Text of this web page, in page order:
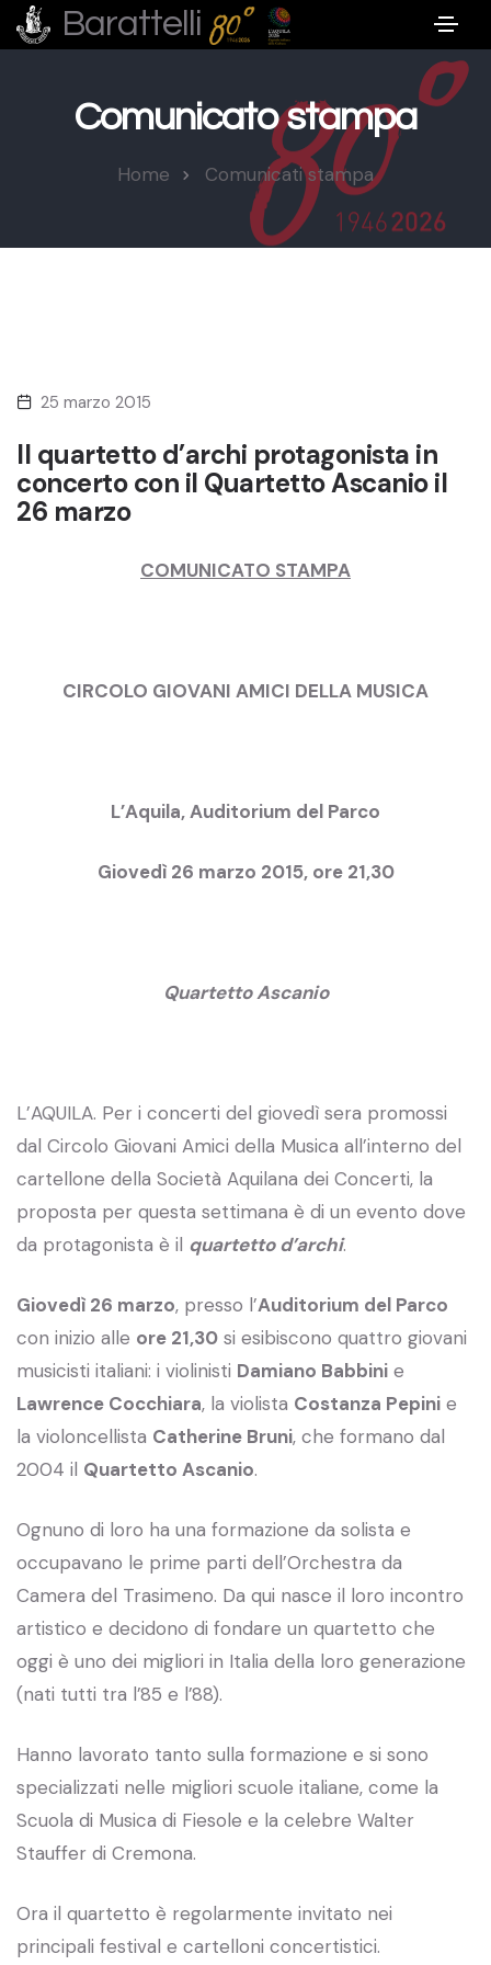
Barattelli
Comunicato stampa
Home Comunicati stampa
25 marzo 2015
Il quartetto d’archi protagonista in
concerto con il Quartetto Ascanio il
26 marzo
COMUNICATO STAMPA
CIRCOLO GIOVANI AMICI DELLA MUSICA
L’Aquila, Auditorium del Parco
Giovedì 26 marzo 2015, ore 21,30
Quartetto Ascanio
L’AQUILA. Per i concerti del giovedì sera promossi
dal Circolo Giovani Amici della Musica all’interno del
cartellone della Società Aquilana dei Concerti, la
proposta per questa settimana è di un evento dove
da protagonista è il quartetto d’archi.
Giovedì 26 marzo, presso l’Auditorium del Parco
con inizio alle ore 21,30 si esibiscono quattro giovani
musicisti italiani: i violinisti Damiano Babbini e
Lawrence Cocchiara, la violista Costanza Pepini e
la violoncellista Catherine Bruni, che formano dal
2004 il Quartetto Ascanio.
Ognuno di loro ha una formazione da solista e
occupavano le prime parti dell’Orchestra da
Camera del Trasimeno. Da qui nasce il loro incontro
artistico e decidono di fondare un quartetto che
oggi è uno dei migliori in Italia della loro generazione
(nati tutti tra l’85 e l’88).
Hanno lavorato tanto sulla formazione e si sono
specializzati nelle migliori scuole italiane, come la
Scuola di Musica di Fiesole e la celebre Walter
Stauffer di Cremona.
Ora il quartetto è regolarmente invitato nei
principali festival e cartelloni concertistici.